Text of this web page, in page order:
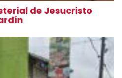
de Jesucristo